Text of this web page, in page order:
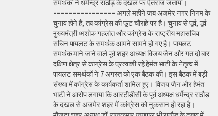
समर्थकों ने धर्मेन्द्र राठौड़ के दखल पर ऐतराज जताया।
================ अगले महीने जब अजमेर नगर निगम के
चुनाव होने हैं, तब कांग्रेस की फूट चौराहे पर है। चुनाव से पूर्व, पूर्व
मुख्यमंत्री अशोक गहलोत और कांग्रेस के राष्ट्रीय महासचिव
सचिन पायलट के समर्थक आमने सामने हो गए है। पायलट
समर्थक माने जाने वाले पूर्व शहर अध्यक्ष विजय जैन और गत दो बार
दक्षिण क्षेत्र से कांग्रेस के प्रत्याशी रहे हेमंत भाटी के नेतृत्व में
पायलट समर्थकों ने 7 अगस्त को एक बैठक की। इस बैठक में बड़ी
संख्या में कांग्रेस के कार्यकर्ता शामिल हुए। विजय जैन और हेमंत
भाटी ने आरोप लगाया कि आरटीडीसी के पूर्व अध्यक्ष धर्मेन्द्र राठौड़
के दखल से अजमेर शहर में कांग्रेस को नुकसान हो रहा है।